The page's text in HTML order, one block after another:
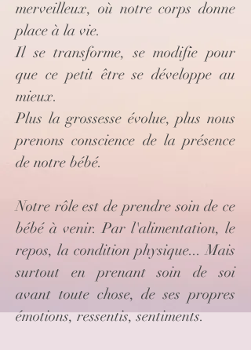
merveilleux, où notre corps donne
place à la vie.
Il se transforme, se modifie pour
que ce petit être se développe au
mieux.
Plus la grossesse évolue, plus nous
prenons conscience de la présence
de notre bébé.
Notre rôle est de prendre soin de ce
bébé à venir. Par l'alimentation, le
repos, la condition physique... Mais
surtout en prenant soin de soi
avant toute chose, de ses propres
émotions, ressentis, sentiments.